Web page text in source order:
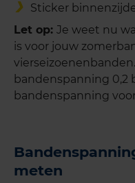
Sticker
Let op: Je weet nu
is voor jouw
bandenspanning 0,2
bandenspanning
meten